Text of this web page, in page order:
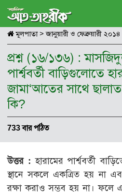
মূলপাতা> জানুয়ারী ও ফেব্রুয়ারী ২০১৪
প্রশ্ন (১৬/১৩৬) :
পার্শ্ববর্তী বাড়িগুলোতে
জামা‘আতের সাথে
কি?
733 বার পঠিত
উত্তর : হারামের পার্শ্ববর্তী
স্থানে সকলে একত্রিত হয় না
রক্ষা করাও সম্ভব হয় না। ফলে